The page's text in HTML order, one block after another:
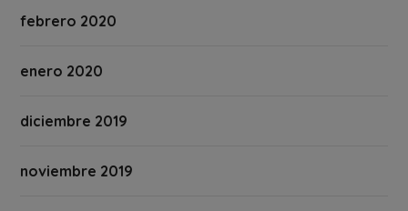
febrero 2020
enero 2020
diciembre 2019
noviembre 2019